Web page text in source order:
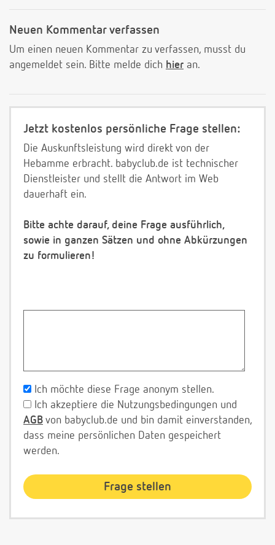
Neuen Kommentar verfassen
Um einen neuen Kommentar zu verfassen, musst du
angemeldet sein. Bitte melde dich hier an.
Jetzt kostenlos persönliche Frage stellen:
Die Auskunftsleistung wird direkt von der
Hebamme erbracht. babyclub.de ist technischer
Dienstleister und stellt die Antwort im Web
dauerhaft ein.
Bitte achte darauf, deine Frage ausführlich,
sowie in ganzen Sätzen und ohne Abkürzungen
zu formulieren!
Ich möchte diese Frage anonym stellen.
Ich akzeptiere die Nutzungsbedingungen und
AGB von babyclub.de und bin damit einverstanden,
dass meine persönlichen Daten gespeichert
werden.